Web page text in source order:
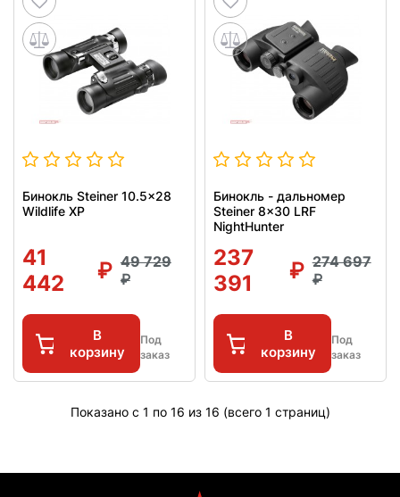
Бинокль Steiner 10.5x28
Wildlife XP
41
442
49 729
В
корзину
Под
заказ
Бинокль - дальномер
Steiner 8x30 LRF
NightHunter
237
391
274 697
В
корзину
Под
заказ
Показано с 1 по 16 из 16 (всего 1 страниц)